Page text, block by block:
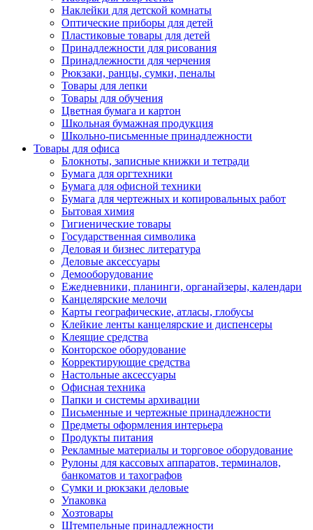
Наклейки для детской комнаты
Оптические приборы для детей
Пластиковые товары для детей
Принадлежности для рисования
Принадлежности для черчения
Рюкзаки, ранцы, сумки, пеналы
Товары для лепки
Товары для обучения
Цветная бумага и картон
Школьная бумажная продукция
Школьно-письменные принадлежности
Товары для офиса
Блокноты, записные книжки и тетради
Бумага для оргтехники
Бумага для офисной техники
Бумага для чертежных и копировальных работ
Бытовая химия
Гигиенические товары
Государственная символика
Деловая и бизнес литература
Деловые аксессуары
Демооборудование
Ежедневники, планинги, органайзеры, календари
Канцелярские мелочи
Карты географические, атласы, глобусы
Клейкие ленты канцелярские и диспенсеры
Клеящие средства
Конторское оборудование
Корректирующие средства
Настольные аксессуары
Офисная техника
Папки и системы архивации
Письменные и чертежные принадлежности
Предметы оформления интерьера
Продукты питания
Рекламные материалы и торговое оборудование
Рулоны для кассовых аппаратов, терминалов,
банкоматов и тахографов
Сумки и рюкзаки деловые
Упаковка
Хозтовары
Штемпельные принадлежности